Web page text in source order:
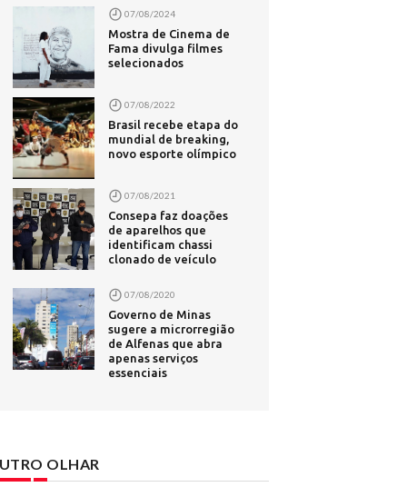
Correio
afeta o
-
Diário do
- UOL
h -
com
Luísa
carro;
07/08/2024
Mostra de Cinema de
Fama divulga filmes
selecionados
07/08/2022
Brasil recebe etapa do
mundial de breaking,
novo esporte olímpico
07/08/2021
Consepa faz doações
de aparelhos que
identificam chassi
clonado de veículo
07/08/2020
Governo de Minas
sugere a microrregião
de Alfenas que abra
apenas serviços
essenciais
OLHAR